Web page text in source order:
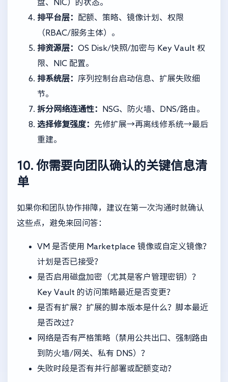
盘、NIC）的状态。
排平台层： 配额、策略、镜像计划、权限
（RBAC/服务主体）。
排资源层： OS Disk/快照/加密与 Key Vault 权
限、NIC 配置。
排系统层： 序列控制台启动信息、扩展失败细
节。
拆分网络连通性：
NSG、防火墙、DNS/路由。
选择修复强度： 先修扩展→再离线修系统→最后
重建。
10. 你需要向团队确认的关键信息清
单
如果你和团队协作排障，建议在第一次沟通时就确认
这些点，避免来回问答：
VM 是否使用 Marketplace 镜像或自定义镜像？
计划是否已接受？
是否启用磁盘加密（尤其是客户管理密钥）？
Key Vault 的访问策略最近是否变更？
是否有扩展？扩展的脚本版本是什么？脚本最近
是否改过？
网络是否有严格策略（禁用公共出口、强制路由
到防火墙/网关、私有 DNS）？
失败时段是否有并行部署或配额变动？